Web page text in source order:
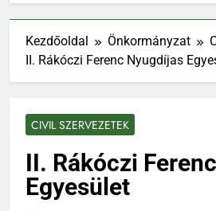
Kezdőoldal Önkormányzat
II. Rákóczi Ferenc Nyugdíjas
CIVIL SZERVEZETEK
II. Rákóczi
Egyesület